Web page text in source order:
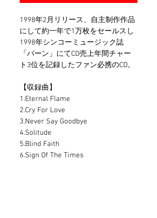
1998年2月リリース、自主制作作品
にして約一年で1万枚をセールスし
1998年シンコーミュージック誌
「バーン」にてCD売上年間チャー
ト3位を記録したファン必携のCD。
【収録曲】
1.Eternal Flame
2.Cry For Love
3.Never Say Goodbye
4.Solitude
5.Blind Faith
6.Sign Of The Times